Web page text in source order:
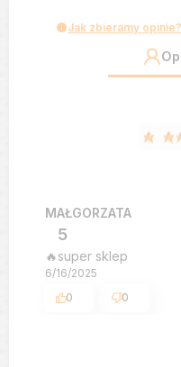
Jak zbieramy opinie?
MAŁGORZATA
5
🔥super sklep
6/16/2025
0
0